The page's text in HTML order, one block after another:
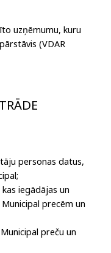
uzņēmumu, kuru
(VDAR
personas datus,
iegādājas un
precēm un
preču un